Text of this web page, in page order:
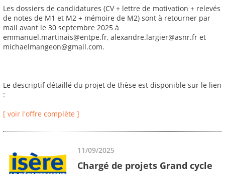
Les dossiers de candidatures (CV + lettre de motivation + relevés
de notes de M1 et M2 + mémoire de M2) sont à retourner par
mail avant le 30 septembre 2025 à
emmanuel.martinais@entpe.fr, alexandre.largier@asnr.fr et
michaelmangeon@gmail.com.
Le descriptif détaillé du projet de thèse est disponible sur le lien
:
[ voir l'offre complète ]
11/09/2025
Chargé de projets Grand cycle